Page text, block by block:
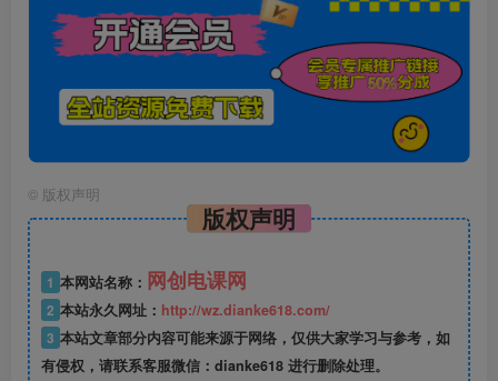
© 版权声明
版权声明
1 本网站名称： 网创电课网
2 本站永久网址： http://wz.dianke618.com/
3 本站文章部分内容可能来源于网络，仅供大家学习与参考，如
有侵权，请联系客服微信：dianke618 进行删除处理。